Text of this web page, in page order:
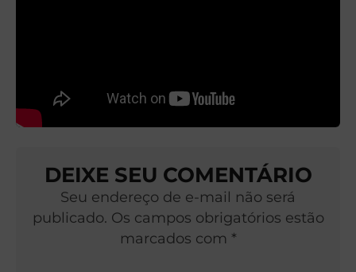
DEIXE SEU COMENTÁRIO
Seu endereço de e-mail não será
publicado. Os campos obrigatórios estão
marcados com *